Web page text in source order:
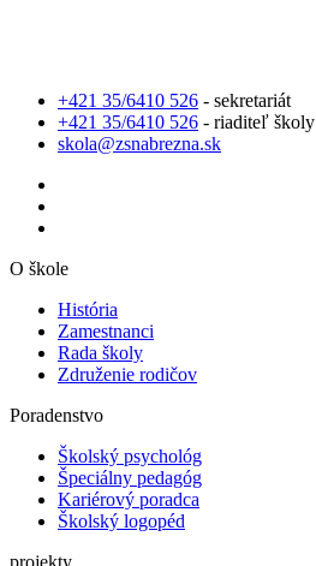
+421 35/6410 526 - sekretariát
+421 35/6410 526 - riaditeľ školy
skola@zsnabrezna.sk
O škole
História
Zamestnanci
Rada školy
Združenie rodičov
Poradenstvo
Školský psychológ
Špeciálny pedagóg
Kariérový poradca
Školský logopéd